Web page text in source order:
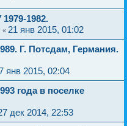
1982.
« 21 янв 2015, 01:02
Г. Потсдам, Германия.
янв 2015, 02:04
года в поселке
дек 2014, 22:53